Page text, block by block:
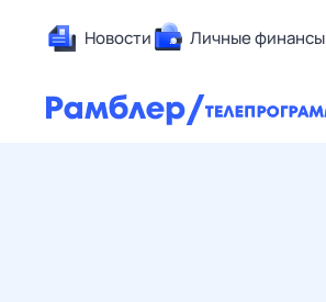
Новости Личные финансы